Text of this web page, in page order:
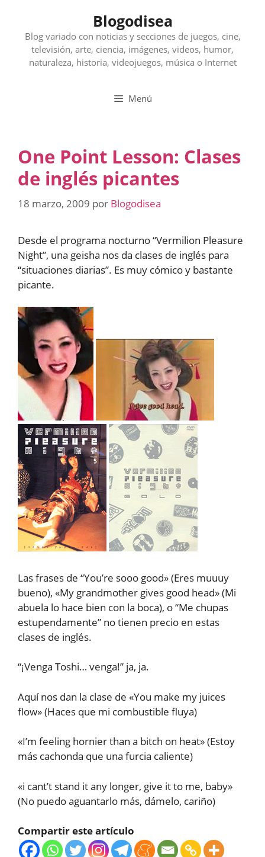
contenido
Blogodisea
Blog variado con noticias y secciones de juegos, cine,
televisión, arte, ciencia, imágenes, videos, humor,
naturaleza, historia, videojuegos, música o Internet
Menú
One Point Lesson: Clases
de inglés picantes
18 marzo, 2009 por Blogodisea
Desde el programa nocturno “Vermilion Pleasure
Night”, una geisha nos da clases de inglés para
“situaciones diarias”. Es muy cómico y bastante
picante.
Las frases de “You’re sooo good» (Eres muuuy
bueno), «My grandmother gives good head» (Mi
abuela lo hace bien con la boca), o “Me chupas
estupendamente” no tienen precio en estas
clases de inglés.
“¡Venga Toshi… venga!” ja, ja.
Aquí nos dan la clase de «You make my juices
flow» (Haces que mi combustible fluya)
«I’m feeling hornier than a bitch on heat» (Estoy
más cachonda que una furcia caliente)
«i cant’t stand it any longer, give it to me, baby»
(No puedo aguantarlo más, dámelo, cariño)
Compartir este artículo